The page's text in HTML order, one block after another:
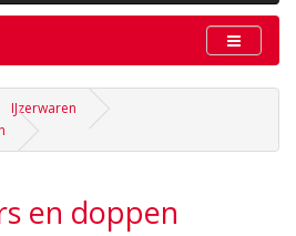
IJzerwaren
en doppen